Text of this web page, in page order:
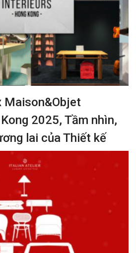
Maison&Objet
2025, Tầm nhìn,
lai của Thiết kế